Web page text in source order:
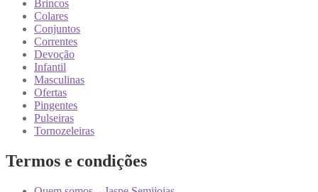
Brincos
Colares
Conjuntos
Correntes
Devoção
Infantil
Masculinas
Ofertas
Pingentes
Pulseiras
Tornozeleiras
Termos e condições